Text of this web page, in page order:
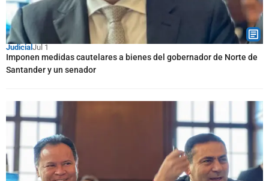
JudicialJul 1
Imponen medidas cautelares a bienes del gobernador de Norte de
Santander y un senador